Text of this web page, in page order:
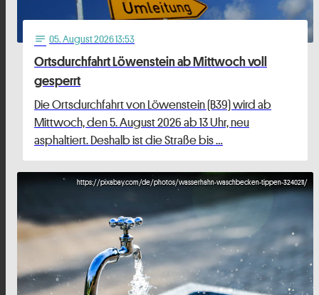
notes 05. August 2026 13:53
Ortsdurchfahrt Löwenstein ab Mittwoch voll
gesperrt
Die Ortsdurchfahrt von Löwenstein (B39) wird ab
Mittwoch, den 5. August 2026 ab 13 Uhr, neu
asphaltiert. Deshalb ist die Straße bis …
https://pixabay.com/de/photos/wasserhahn-waschbecken-tippen-3240211/